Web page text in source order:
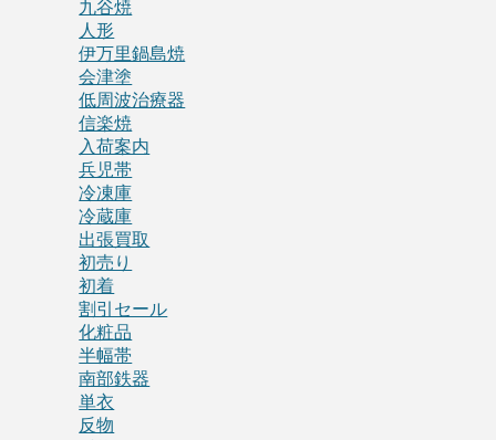
九谷焼
人形
伊万里鍋島焼
会津塗
低周波治療器
信楽焼
入荷案内
兵児帯
冷凍庫
冷蔵庫
出張買取
初売り
初着
割引セール
化粧品
半幅帯
南部鉄器
単衣
反物